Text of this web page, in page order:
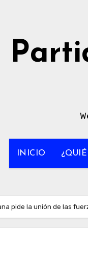
INICIO
pide la unión de las